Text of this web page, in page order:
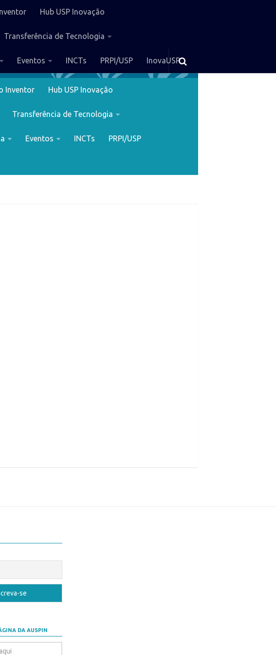
Hub USP Inovação
Transferência de Tecnologia
Eventos INCTs PRPI/USP InovaUSP
Inventor Hub USP Inovação
Transferência de Tecnologia
Eventos INCTs PRPI/USP
DA AUSPIN